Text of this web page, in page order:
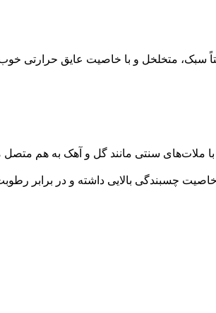
سبک، متخلخل و با خاصیت عایق حرارتی
ملات‌های سنتی مانند گل و آهک به هم
چسبندگی بالایی داشته و در برابر